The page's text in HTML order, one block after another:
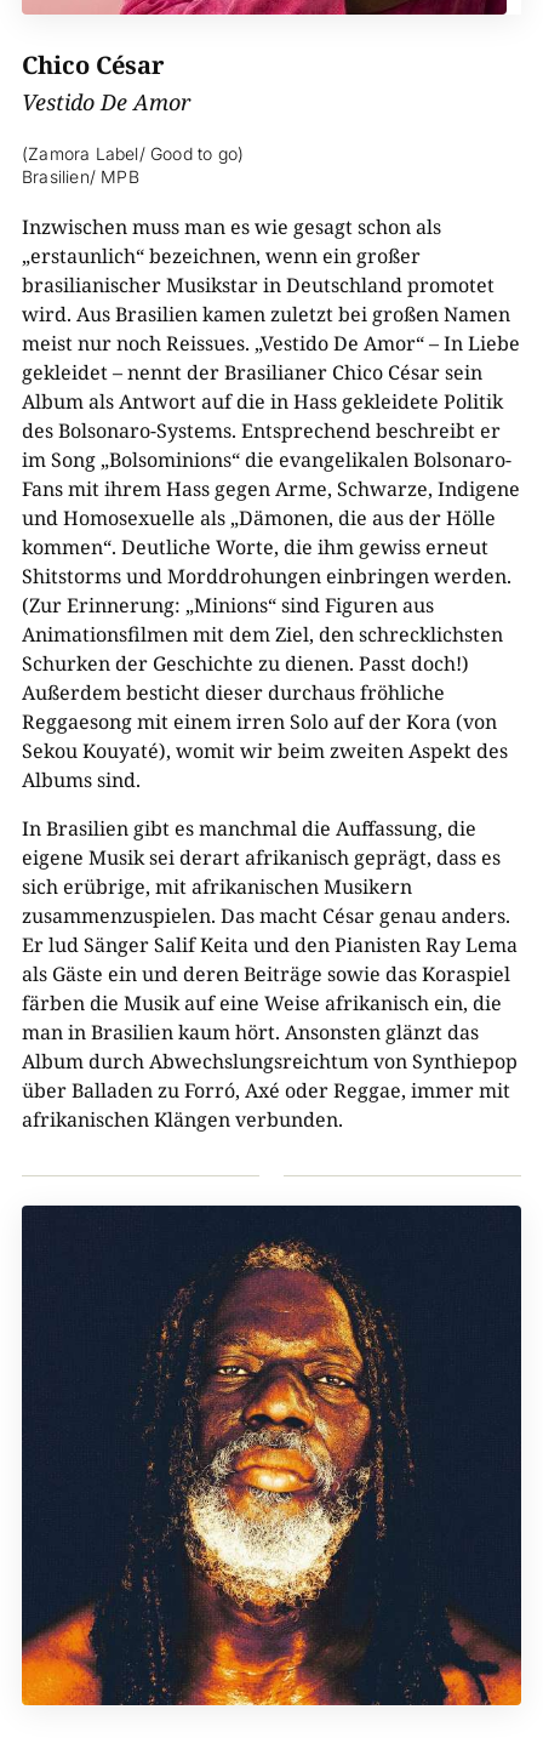
Chico César
Vestido De Amor
(Zamora Label/ Good to go)
Brasilien/ MPB
Inzwischen muss man es wie gesagt schon als
„erstaunlich“ bezeichnen, wenn ein großer
brasilianischer Musikstar in Deutschland promotet
wird. Aus Brasilien kamen zuletzt bei großen Namen
meist nur noch Reissues. „Vestido De Amor“ – In Liebe
gekleidet – nennt der Brasilianer Chico César sein
Album als Antwort auf die in Hass gekleidete Politik
des Bolsonaro-Systems. Entsprechend beschreibt er
im Song „Bolsominions“ die evangelikalen Bolsonaro-
Fans mit ihrem Hass gegen Arme, Schwarze, Indigene
und Homosexuelle als „Dämonen, die aus der Hölle
kommen“. Deutliche Worte, die ihm gewiss erneut
Shitstorms und Morddrohungen einbringen werden.
(Zur Erinnerung: „Minions“ sind Figuren aus
Animationsfilmen mit dem Ziel, den schrecklichsten
Schurken der Geschichte zu dienen. Passt doch!)
Außerdem besticht dieser durchaus fröhliche
Reggaesong mit einem irren Solo auf der Kora (von
Sekou Kouyaté), womit wir beim zweiten Aspekt des
Albums sind.
In Brasilien gibt es manchmal die Auffassung, die
eigene Musik sei derart afrikanisch geprägt, dass es
sich erübrige, mit afrikanischen Musikern
zusammenzuspielen. Das macht César genau anders.
Er lud Sänger Salif Keita und den Pianisten Ray Lema
als Gäste ein und deren Beiträge sowie das Koraspiel
färben die Musik auf eine Weise afrikanisch ein, die
man in Brasilien kaum hört. Ansonsten glänzt das
Album durch Abwechslungsreichtum von Synthiepop
über Balladen zu Forró, Axé oder Reggae, immer mit
afrikanischen Klängen verbunden.